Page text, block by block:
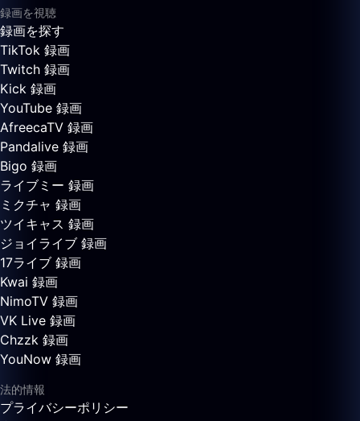
録画を視聴
録画を探す
TikTok 録画
Twitch 録画
Kick 録画
YouTube 録画
AfreecaTV 録画
Pandalive 録画
Bigo 録画
ライブミー 録画
ミクチャ 録画
ツイキャス 録画
ジョイライブ 録画
17ライブ 録画
Kwai 録画
NimoTV 録画
VK Live 録画
Chzzk 録画
YouNow 録画
法的情報
プライバシーポリシー